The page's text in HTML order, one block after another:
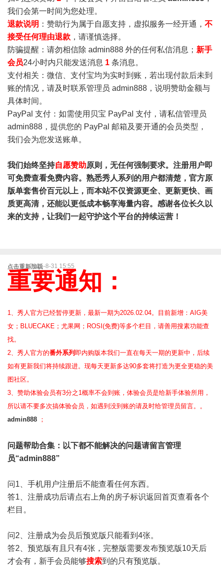
我们会第一时间为您处理。
退款说明 ：赞助行为属于自愿支持，虚拟服务一经开通， 不
接受任何理由退款 ，请谨慎选择。
防骗提醒：请勿相信除 admin888 外的任何私信消息； 新手
会员24小时内只能发送消息 1 条消息。
支付相关：微信、支付宝均为实时到账，若出现付款后未到
账的情况，请及时联系管理员 admin888，说明赞助金额与
具体时间。
PayPal 支付：如需使用贝宝 PayPal 支付，请私信管理员
admin888，提供您的 PayPal 邮箱及要开通的会员类型，
我们会为您发送账单。
我们始终坚持自愿赞助原则，无任何强制要求。注册用户即
可免费查看免费内容。熟悉秀人系列的用户都清楚，官方原
版单套售价百元以上，而本站不仅资源更全、更新更快、画
质更高清，还能以更低成本畅享海量内容。感谢各位长久以
来的支持，让我们一起守护这个平台的持续运营！
点击重新加载2025-8-31 15:55
重要通知：
1、秀人官方已经暂停更新，最新一期为2026.02.04。目前新增：AIG美
女；BLUECAKE；尤果网；ROSI(免费)等多个栏目，请善用搜素功能查
找。
2、 秀人官方的番外系列 即内购版本我们一直在每天一期的更新中，后续
如有更新我们将持续跟进。现每天更新多达90多套将打造为更全更稳的美
图社区。
3、赞助体验会员有3分之1概率不会到账，体验会员是给新手体验所用，
所以请不要多次搞体验会员，如遇到没到账的请及时给管理员留言。。
admin888 ；
问题帮助合集 ：以下都不能解决的问题请留言管理
员“admin888”
问1、手机用户注册后不能查看任何东西。
答1、注册成功后请点右上角的房子标识返回首页查看各个
栏目。
问2、注册成为会员后预览版只能看到4张。
答2、预览版有且只有4张，完整版需要发布预览版10天后
才会有，新手会员能够搜索到的只有预览版。